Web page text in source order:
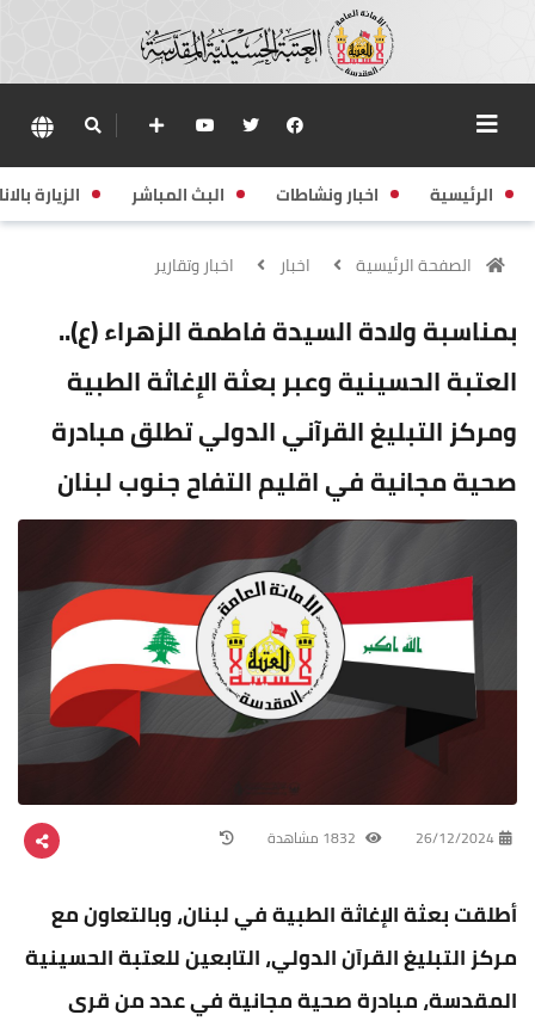
الرئيسية اخبار ونشاطات البث المباشر الزيارة
الصفحة الرئيسية اخبار اخبار وتقارير
بمناسبة ولادة السيدة فاطمة الزهراء (ع)..
العتبة الحسينية وعبر بعثة الإغاثة الطبية
ومركز التبليغ القرآني الدولي تطلق مبادرة
صحية مجانية في اقليم التفاح جنوب لبنان
26/12/2024
أطلقت بعثة الإغاثة الطبية في لبنان، وبالتعاون مع
مركز التبليغ القرآن الدولي، التابعين للعتبة الحسينية
المقدسة، مبادرة صحية مجانية في عدد من قرى